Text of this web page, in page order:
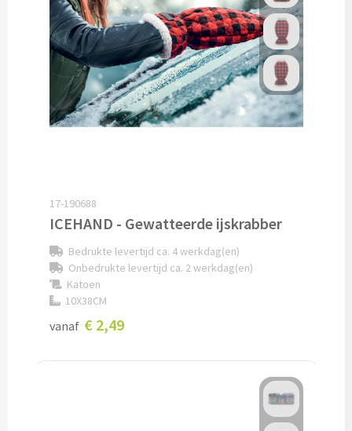
Custom made
Custom made opladers & oplaadkabels
Custom made telefoon accessoires
Custom made webcam covers
Overig
Weerstations & Thermometers bedrukken
17-190688
ICEHAND - Gewatteerde ijskrabber
Bedrukte levertijd ca. 4 werkdag(en)
Onbedrukte levertijd ca. 2 werkdag(en)
Katoen
10X38CM
vanaf € 2,49